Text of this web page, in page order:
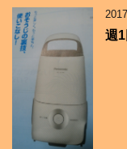
週